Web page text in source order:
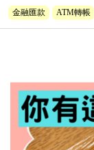
金融匯款 ATM轉帳